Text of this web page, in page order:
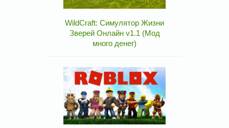
WildCraft: Симулятор Жизни
Зверей Онлайн v1.1 (Мод
много денег)